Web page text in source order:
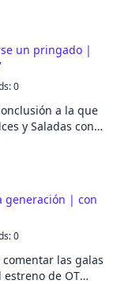
al
Rafaela
Se Avecina.
un pringado |
0
a la que
y Saladas con
en Prime
generación | con
0
las galas
estreno de OT